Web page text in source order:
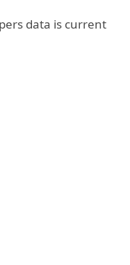
data is current